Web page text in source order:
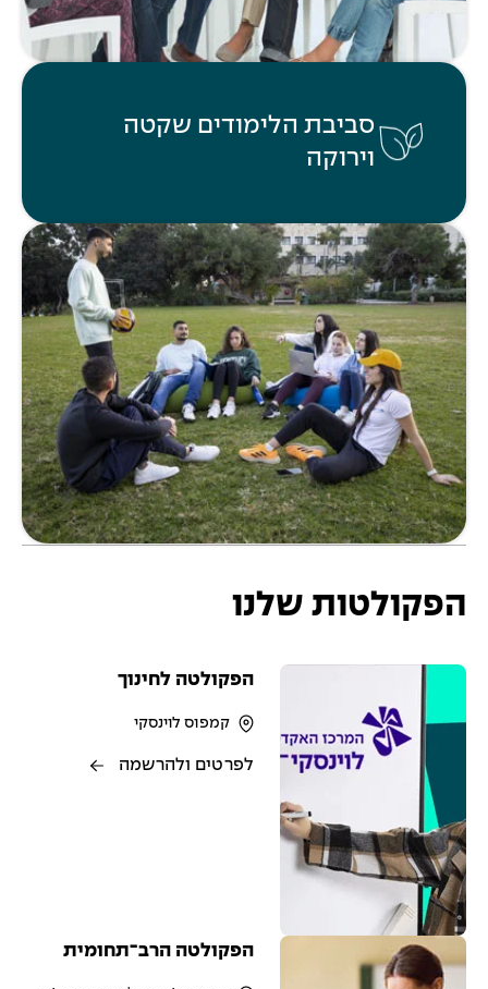
סביבת הלימודים שקטה
וירוקה
הפקולטות שלנו
הפקולטה לחינוך
קמפוס לוינסקי
לפרטים ולהרשמה
הפקולטה הרב־תחומית